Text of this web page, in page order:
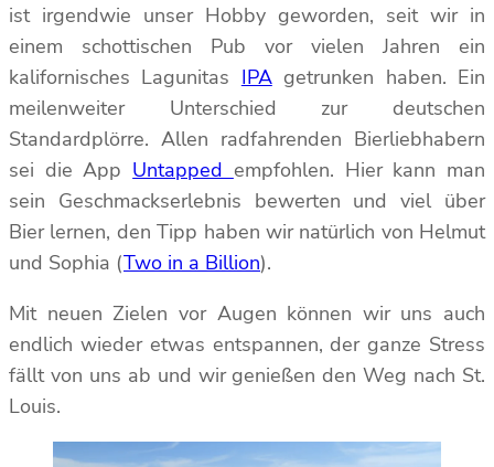
ist irgendwie unser Hobby geworden, seit wir in
einem schottischen Pub vor vielen Jahren ein
kalifornisches Lagunitas IPAgetrunken haben. Ein
meilenweiter Unterschied zur deutschen
Standardplörre. Allen radfahrenden Bierliebhabern
sei die App Untapped empfohlen. Hier kann man
sein Geschmackserlebnis bewerten und viel über
Bier lernen, den Tipp haben wir natürlich von Helmut
und Sophia (Two in a Billion).
Mit neuen Zielen vor Augen können wir uns auch
endlich wieder etwas entspannen, der ganze Stress
fällt von uns ab und wir genießen den Weg nach St.
Louis.